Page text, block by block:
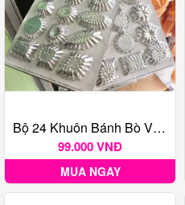
Bộ 24 Khuôn Bánh Bò Vĩnh Trường
99.000 VNĐ
MUA NGAY